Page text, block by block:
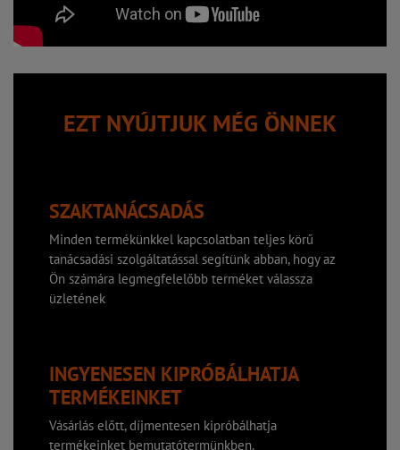
EZT NYÚJTJUK MÉG ÖNNEK
SZAKTANÁCSADÁS
Minden termékünkkel kapcsolatban teljes körű
tanácsadási szolgáltatással segítünk abban, hogy az
Ön számára legmegfelelőbb terméket válassza
üzletének
INGYENESEN KIPRÓBÁLHATJA
TERMÉKEINKET
Vásárlás előtt, díjmentesen kipróbálhatja
termékeinket bemutatótermünkben.